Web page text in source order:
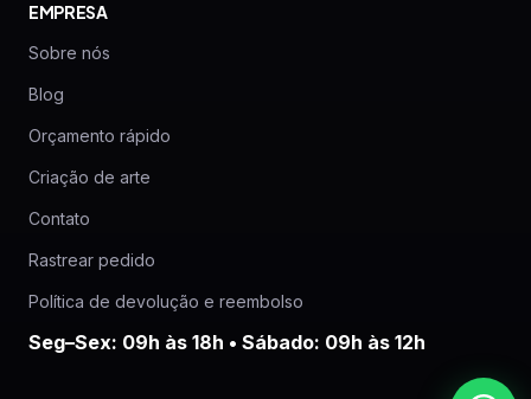
EMPRESA
Sobre nós
Blog
Orçamento rápido
Criação de arte
Contato
Rastrear pedido
Política de devolução e reembolso
Seg–Sex: 09h às 18h • Sábado: 09h às 12h